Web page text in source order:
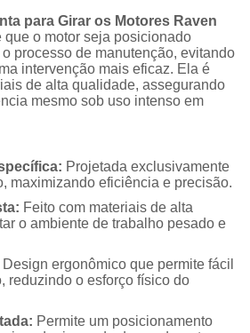
para Girar os Motores Raven
que o motor seja posicionado
processo de manutenção, evitando
intervenção mais eficaz. Ela é
de alta qualidade, assegurando
mesmo sob uso intenso em
Projetada exclusivamente
maximizando eficiência e precisão.
Feito com materiais de alta
o ambiente de trabalho pesado e
Design ergonômico que permite fácil
reduzindo o esforço físico do
Permite um posicionamento